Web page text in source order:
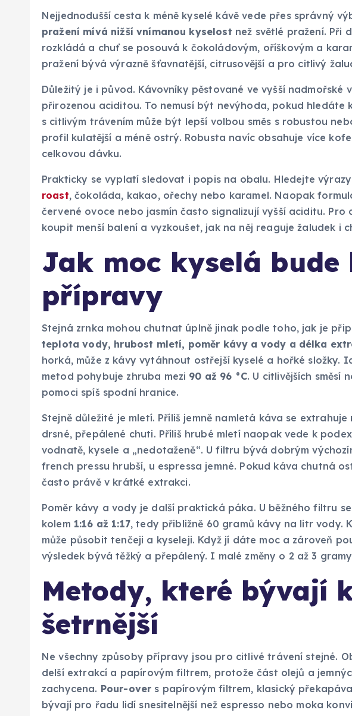
Nejjednodušší cesta k méně kyselé kávě vede přes správný
pražení mívá nižší vnímanou kyselost než světlé pražení. Při
rozkládá a chuť se posouvá k čokoládovým, oříškovým a
pražení bývá výrazně šťavnatější, citrusovější a pro citlivý
Důležitý je i původ. Kávovníky pěstované ve vyšší nadmořské
přirozenou aciditou. To nemusí být nevýhoda, pokud hledáte
s citlivým trávením může být lepší volbou směs s robustou
profil kulatější a méně ostrý. Robusta navíc obsahuje více
celkovou dávku.
Prakticky se vyplatí sledovat i popis na obalu. Hledejte
roast, čokoláda, kakao, ořechy nebo karamel. Naopak
červené ovoce nebo jasmín často signalizují vyšší aciditu. Pro
koupit menší balení a vyzkoušet, jak na něj reaguje žaludek i
Jak moc kyselá bude
přípravy
Stejná zrnka mohou chutnat úplně jinak podle toho, jak je
teplota vody, hrubost mletí, poměr kávy a vody a délka
horká, může z kávy vytáhnout ostřejší kyselé a hořké složky.
metod pohybuje zhruba mezi 90 až 96 °C. U citlivějších směsí
pomoci spíš spodní hranice.
Stejně důležité je mletí. Příliš jemně namletá káva se
drsné, přepálené chuti. Příliš hrubé mletí naopak vede k
vodnatě, kysele a „nedotaženě“. U filtru bývá dobrým
french pressu hrubší, u espressa jemné. Pokud káva chutná
často právě v krátké extrakci.
Poměr kávy a vody je další praktická páka. U běžného filtru
kolem 1:16 až 1:17, tedy přibližně 60 gramů kávy na litr vody.
může působit tenčeji a kyseleji. Když jí dáte moc a zároveň
výsledek bývá těžký a přepálený. I malé změny o 2 až 3
Metody, které bývají
šetrnější
Ne všechny způsoby přípravy jsou pro citlivé trávení stejné.
delší extrakcí a papírovým filtrem, protože část olejů a
zachycena. Pour-over s papírovým filtrem, klasický
bývají pro řadu lidí snesitelnější než espresso nebo moka